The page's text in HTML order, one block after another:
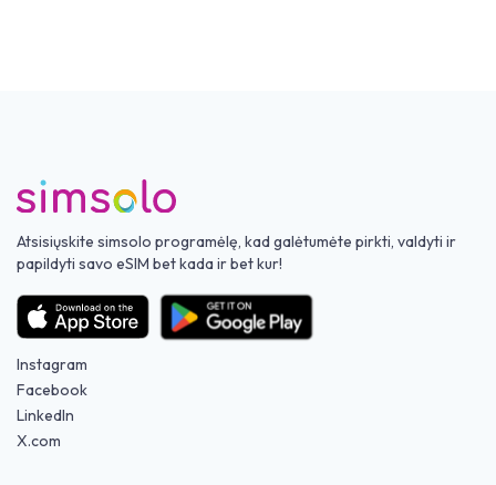
Atsisiųskite simsolo programėlę, kad galėtumėte pirkti, valdyti ir
papildyti savo eSIM bet kada ir bet kur!
Instagram
Facebook
LinkedIn
X.com